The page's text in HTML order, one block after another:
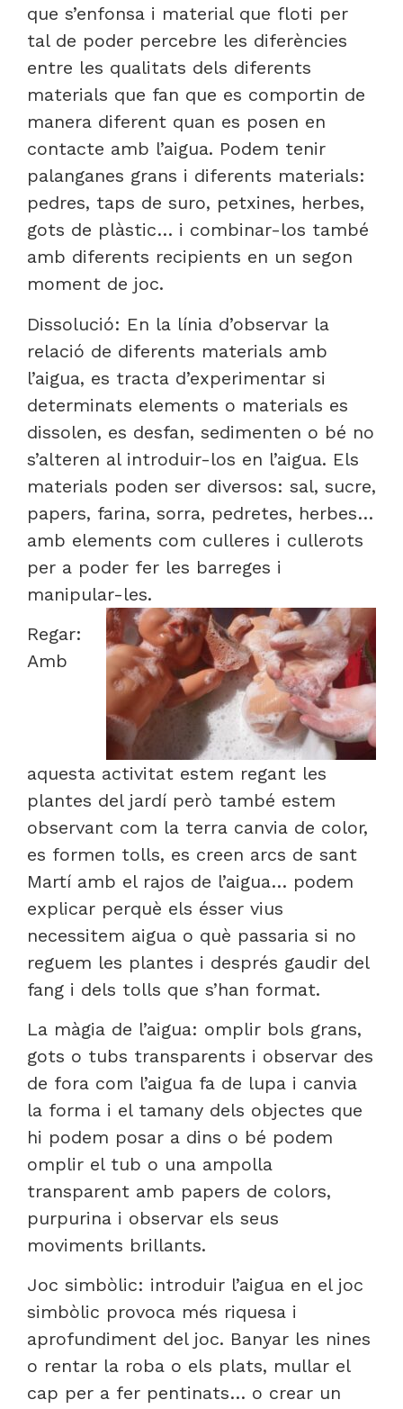
que s’enfonsa i material que floti per
tal de poder percebre les diferències
entre les qualitats dels diferents
materials que fan que es comportin de
manera diferent quan es posen en
contacte amb l’aigua. Podem tenir
palanganes grans i diferents materials:
pedres, taps de suro, petxines, herbes,
gots de plàstic… i combinar-los també
amb diferents recipients en un segon
moment de joc.
Dissolució: En la línia d’observar la
relació de diferents materials amb
l’aigua, es tracta d’experimentar si
determinats elements o materials es
dissolen, es desfan, sedimenten o bé no
s’alteren al introduir-los en l’aigua. Els
materials poden ser diversos: sal, sucre,
papers, farina, sorra, pedretes, herbes…
amb elements com culleres i cullerots
per a poder fer les barreges i
manipular-les.
Regar:
Amb
aquesta activitat estem regant les
plantes del jardí però també estem
observant com la terra canvia de color,
es formen tolls, es creen arcs de sant
Martí amb el rajos de l’aigua… podem
explicar perquè els ésser vius
necessitem aigua o què passaria si no
reguem les plantes i després gaudir del
fang i dels tolls que s’han format.
La màgia de l’aigua: omplir bols grans,
gots o tubs transparents i observar des
de fora com l’aigua fa de lupa i canvia
la forma i el tamany dels objectes que
hi podem posar a dins o bé podem
omplir el tub o una ampolla
transparent amb papers de colors,
purpurina i observar els seus
moviments brillants.
Joc simbòlic: introduir l’aigua en el joc
simbòlic provoca més riquesa i
aprofundiment del joc. Banyar les nines
o rentar la roba o els plats, mullar el
cap per a fer pentinats… o crear un